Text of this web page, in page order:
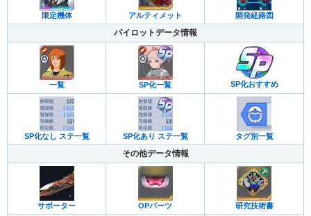
限定機体 アルティメット 開発経路図
パイロットデータ情報
一覧 SP化一覧 SP化おすすめ
SP化なし ステ一覧 SP化あり ステ一覧 タグ別一覧
その他データ情報
サポーター OPパーツ 研究技術書